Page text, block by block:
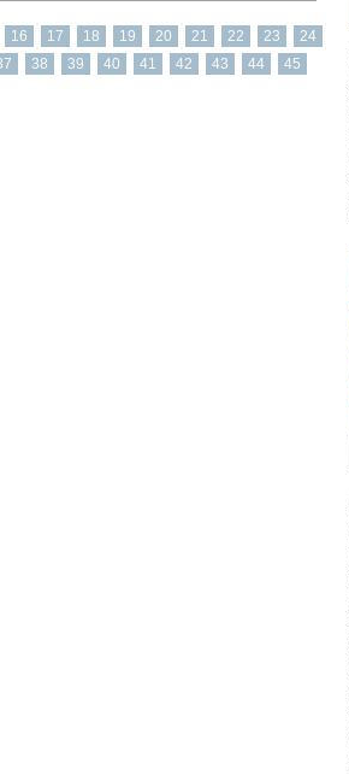
16 17 18 19 20 21 22 23
24
38 39 40 41 42 43 44
45